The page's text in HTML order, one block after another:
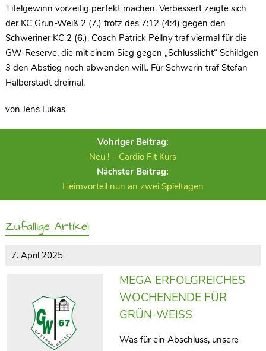
Titelgewinn vorzeitig perfekt machen. Verbessert zeigte sich
der KC Grün-Weiß 2 (7.) trotz des 7:12 (4:4) gegen den
Schweriner KC 2 (6.). Coach Patrick Pellny traf viermal für die
GW-Reserve, die mit einem Sieg gegen „Schlusslicht“ Schildgen
3 den Abstieg noch abwenden will.. Für Schwerin traf Stefan
Halberstadt dreimal.
von Jens Lukas
Vohriger Beitrag:
Neu ! – Cardio Fit Kurs
Nächster Beitrag:
Heimvorteil nun an zwei Spieltagen
Zufällige Artikel
7. April 2025
MEGA ERFOLGREICHES
WOCHENENDE FÜR
GRÜN-WEISS
Was für ein Abschluss, unsere